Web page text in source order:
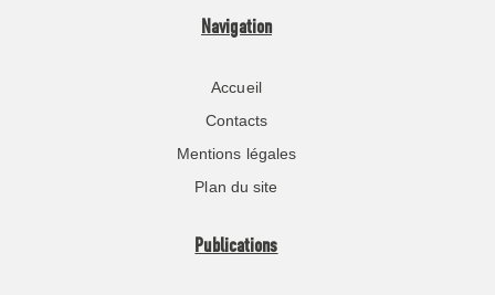
Navigation
Accueil
Contacts
Mentions légales
Plan du site
Publications